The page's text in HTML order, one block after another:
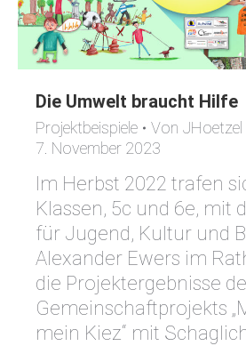
Die Umwelt braucht Hilfe
Projektbeispiele Von JHoetzel
7. November 2023
Im Herbst 2022 trafen
Klassen, 5c und 6e, mit
für Jugend, Kultur und
Alexander Ewers im
die Projektergebnisse
Gemeinschaftprojekts
mein Kiez“ mit